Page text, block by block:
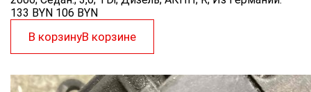
133 BYN 106 BYN
В корзинуВ корзине